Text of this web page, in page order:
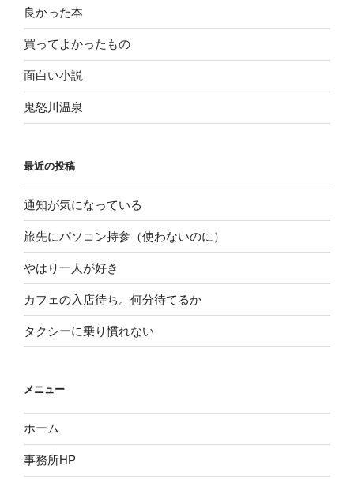
良かった本
買ってよかったもの
面白い小説
鬼怒川温泉
最近の投稿
通知が気になっている
旅先にパソコン持参（使わないのに）
やはり一人が好き
カフェの入店待ち。何分待てるか
タクシーに乗り慣れない
メニュー
ホーム
事務所HP